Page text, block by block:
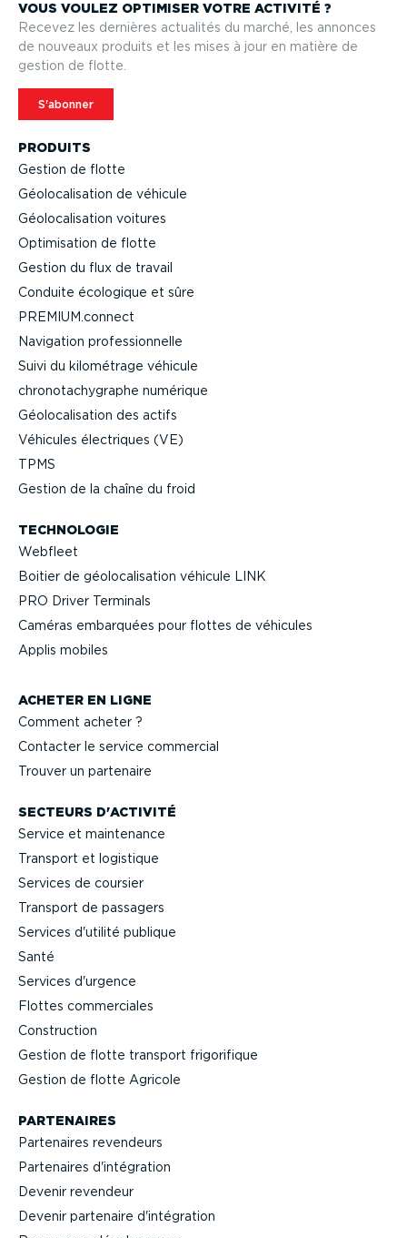
PRODUITS
Gestion de flotte
Géolo­ca­li­sation de véhicule
Géolo­ca­li­sation voitures
Optimi­sation de flotte
Gestion du flux de travail
Conduite écologique et sûre
PREMIUM.connect
Navigation profes­sion­nelle
Suivi du kilométrage véhicule
chrono­ta­chy­graphe numérique
Géolo­ca­li­sation des actifs
Véhicules électriques (VE)
TPMS
Gestion de la chaîne du froid
TECHNOLOGIE
Webfleet
Boitier de géolo­ca­li­sation véhicule LINK
PRO Driver Terminals
Caméras embarquées pour flottes de véhicules
Applis mobiles
ACHETER EN LIGNE
Comment acheter ?
Contacter le service commercial
Trouver un partenaire
SECTEURS D'ACTIVITÉ
Service et maintenance
Transport et logistique
Services de coursier
Transport de passagers
Services d'utilité publique
Santé
Services d'urgence
Flottes commer­ciales
Construction
Gestion de flotte transport frigo­ri­fique
Gestion de flotte Agricole
VOUS VOULEZ OPTIMISER VOTRE ACTIVITÉ ?
Recevez les dernières actualités du marché, les annonces
de nouveaux produits et les mises à jour en matière de
gestion de flotte.
S'abonner
PARTENAIRES
Partenaires revendeurs
Partenaires d'intégration
Devenir revendeur
Devenir partenaire d'intégration